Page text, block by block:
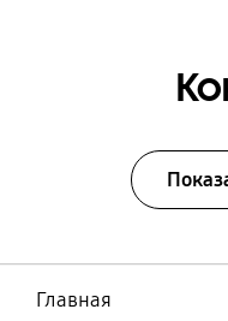
Главная